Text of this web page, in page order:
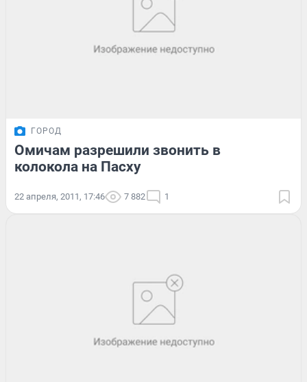
ГОРОД
Омичам разрешили звонить в
колокола на Пасху
22 апреля, 2011, 17:46 7 882 1